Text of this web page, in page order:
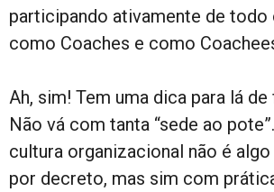
participando ativamente de
como Coaches e como
Ah, sim! Tem uma dica para lá
Não vá com tanta “sede ao
cultura organizacional não é
por decreto, mas sim com